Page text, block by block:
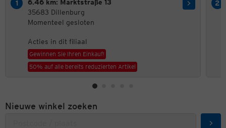
6.46 km: Marktstraße 13
35683 Dillenburg
Momenteel gesloten
Acties in dit filiaal
Gewinnen Sie Ihren Einkauf!
50% auf alle bereits reduzierten Artikel
Nieuwe winkel zoeken